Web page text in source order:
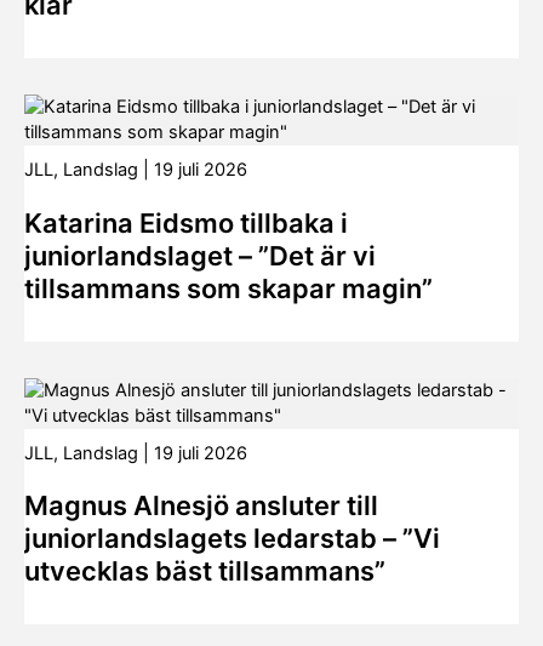
JLL, Landslag 19 juli 2026
Katarina Eidsmo tillbaka i
juniorlandslaget – ”Det är vi
tillsammans som skapar magin”
JLL, Landslag 19 juli 2026
Magnus Alnesjö ansluter till
juniorlandslagets ledarstab – ”Vi
utvecklas bäst tillsammans”